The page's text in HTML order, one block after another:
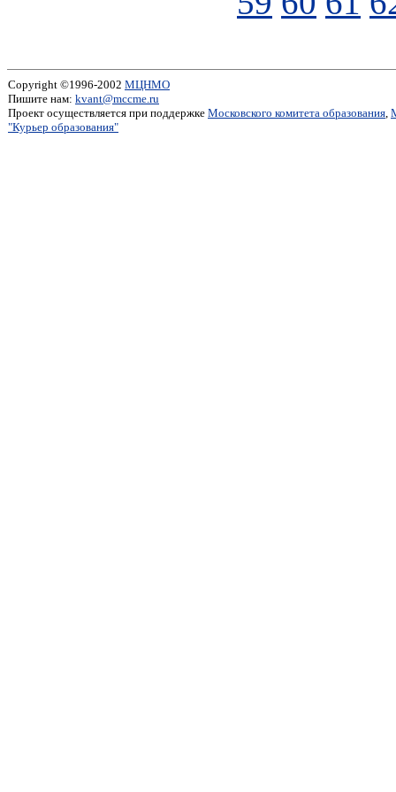
Copyright ©1996-2002 МЦНМО
Пишите нам: kvant@mccme.ru
Проект осуществляется при поддержке Московского комитета образования,
"Курьер образования"